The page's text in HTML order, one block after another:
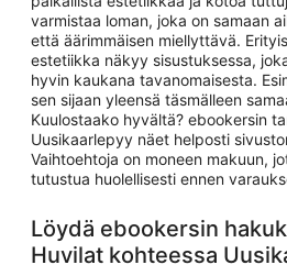
varmistaa loman, joka on samaan
että äärimmäisen miellyttävä.
estetiikka näkyy sisustuksessa,
hyvin kaukana tavanomaisesta.
sen sijaan yleensä täsmälleen
Kuulostaako hyvältä? ebookersin
Uusikaarlepyy näet helposti
Vaihtoehtoja on moneen makuun,
tutustua huolellisesti ennen
Löydä ebookersin
Huvilat kohteessa